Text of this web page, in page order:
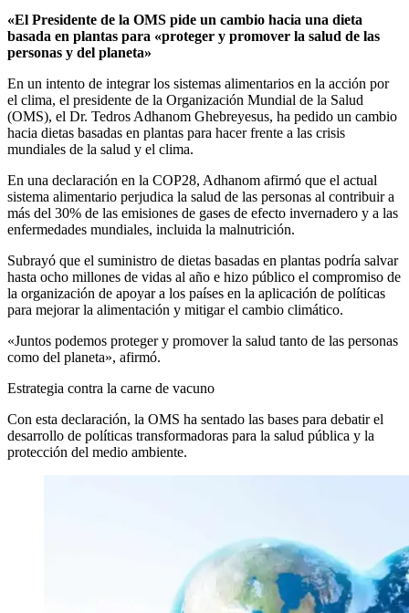
«El Presidente de la OMS pide un cambio hacia una dieta
basada en plantas para «proteger y promover la salud de las
personas y del planeta»
En un intento de integrar los sistemas alimentarios en la acción por
el clima, el presidente de la Organización Mundial de la Salud
(OMS), el Dr. Tedros Adhanom Ghebreyesus, ha pedido un cambio
hacia dietas basadas en plantas para hacer frente a las crisis
mundiales de la salud y el clima.
En una declaración en la COP28, Adhanom afirmó que el actual
sistema alimentario perjudica la salud de las personas al contribuir a
más del 30% de las emisiones de gases de efecto invernadero y a las
enfermedades mundiales, incluida la malnutrición.
Subrayó que el suministro de dietas basadas en plantas podría salvar
hasta ocho millones de vidas al año e hizo público el compromiso de
la organización de apoyar a los países en la aplicación de políticas
para mejorar la alimentación y mitigar el cambio climático.
«Juntos podemos proteger y promover la salud tanto de las personas
como del planeta», afirmó.
Estrategia contra la carne de vacuno
Con esta declaración, la OMS ha sentado las bases para debatir el
desarrollo de políticas transformadoras para la salud pública y la
protección del medio ambiente.